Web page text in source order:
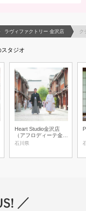
ラヴィファクトリー 金沢店 ク
タジオ
Heart Studio金沢店
（アフロディーテ金沢
店）
石川県